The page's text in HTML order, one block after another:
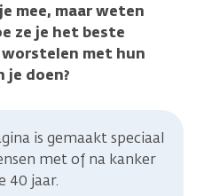
mee, maar weten
ze je het beste
met hun
je doen?
is gemaakt speciaal
met of na kanker
40 jaar.